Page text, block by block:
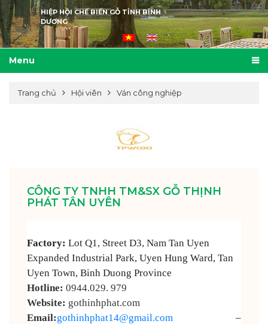
HIỆP HỘI CHẾ BIẾN GỖ TỈNH BÌNH
DƯƠNG
Menu
Trang chủ Hội viên Ván công nghiệp
CÔNG TY TNHH TM&SX GỖ THỊNH
PHÁT TÂN UYÊN
Factory: Lot Q1, Street D3, Nam Tan Uyen
Expanded Industrial Park, Uyen Hung Ward, Tan
Uyen Town, Binh Duong Province
Hotline: 0944.029. 979
Website: gothinhphat.com
Email:gothinhphat14@gmail.com –